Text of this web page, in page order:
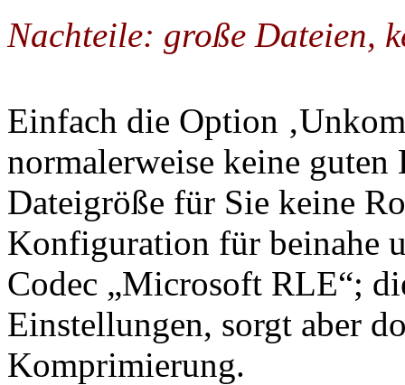
Nachteile: große Dateien,
Einfach die Option
normalerweise keine guten
Dateigröße für Sie keine
Konfiguration für beinahe
Codec „Microsoft RLE“;
Einstellungen, sorgt aber
Komprimierung.